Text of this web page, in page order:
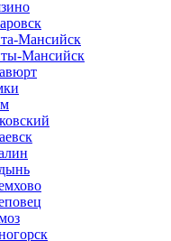
Мансийск
Мансийск